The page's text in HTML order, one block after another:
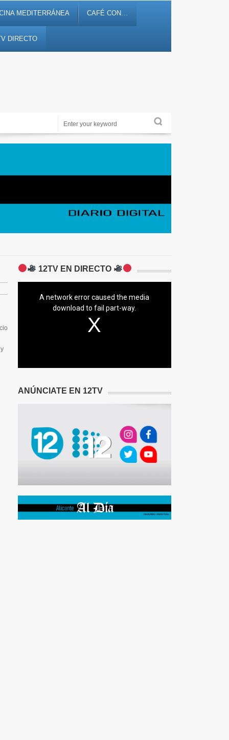
MEDITERRÁNEA CAFÉ CON…
DIRECTO
Noticias, debates, fiestas, cultura, ocio y entretenimiento
12TV EN DIRECTO
A network error caused the media
download to fail part-way.
ANÚNCIATE EN 12TV